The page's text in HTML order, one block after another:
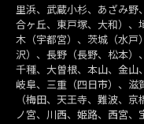
里浜、武蔵小杉、あざみ野
合ヶ丘、東戸塚、大和）、
木（宇都宮）、茨城（水戸
沢）、長野（長野、松本）
千種、大曽根、本山、金山
岐阜、三重（四日市）、滋
（梅田、天王寺、難波、
ノ宮、川西、姫路、西宮